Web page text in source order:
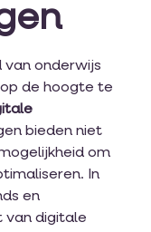
van onderwijs
de hoogte te
bieden niet
om
In
en
van digitale